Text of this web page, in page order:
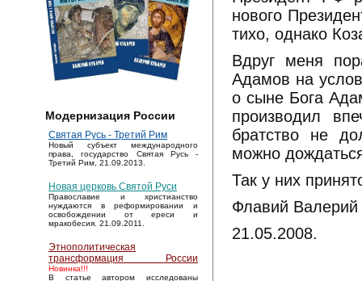
Модернизация России
Святая Русь - Третий Рим
Новый субъект международного
права, государство Святая Русь -
Третий Рим, 21.09.2013.
Новая церковь Святой Руси
Православие и христианство
нуждаются в реформировании и
освобождении от ереси и
мракобесия. 21.09.2011.
Этнополитическая
трансформация России
Новинка!!!
В статье автором исследованы
нового
тихо, однако
Вдруг меня
Адамов на
о сыне Бога
производил
братство не
можно
Так у них
Флавий Валерий
21.05.2008.